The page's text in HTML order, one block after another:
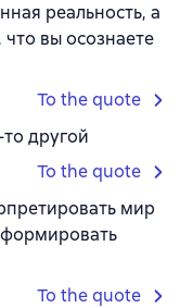
реальность, а
вы осознаете
To the quote
другой
To the quote
мир
формировать
To the quote